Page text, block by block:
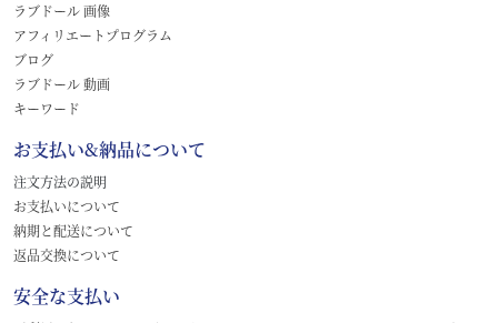
ラブドール 画像
アフィリエートプログラム
ブログ
ラブドール 動画
キーワード
お支払い&納品について
注文方法の説明
お支払いについて
納期と配送について
返品交換について
安全な支払い